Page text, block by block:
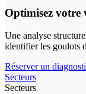
Optimisez votre
Une analyse
identifier les goulots
Réserver un
Secteurs
Secteurs